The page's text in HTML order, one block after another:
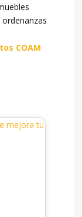
COAM